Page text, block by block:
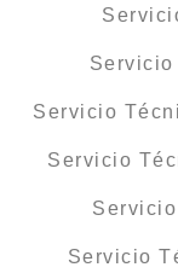
Servicio
Servicio
Servicio